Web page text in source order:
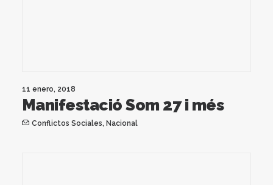
11 enero, 2018
Manifestació Som 27 i més
Conflictos Sociales, Nacional